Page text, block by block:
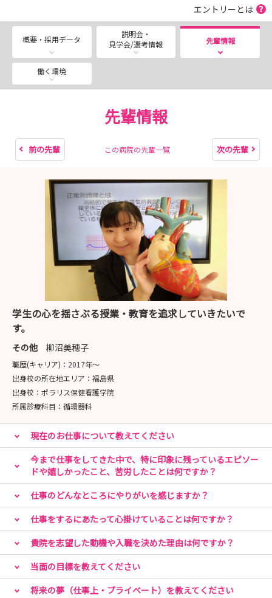
ご興味のある場合は、事前のご予約を忘れずにお願いいた
します(^^)/
それでは当日、会場でお待ちしております！
エントリーとは
概要・採用データ
説明会・
見学会/選考情報
先輩情報
働く環境
先輩情報
前の先輩 この病院の先輩一覧 次の先輩
学生の心を揺さぶる授業・教育を追求していきたいで
す。
その他柳沼美穂子
職歴(キャリア)： 2017年〜
出身校の所在地エリア： 福島県
出身校： ポラリス保健看護学院
所属診療科目： 循環器科
現在のお仕事について教えてください
今まで仕事をしてきた中で、特に印象に残っているエピソー
ドや嬉しかったこと、苦労したことは何ですか？
仕事のどんなところにやりがいを感じますか？
仕事をするにあたって心掛けていることは何ですか？
貴院を志望した動機や入職を決めた理由は何ですか？
当面の目標を教えてください
将来の夢（仕事上・プライベート）を教えてください